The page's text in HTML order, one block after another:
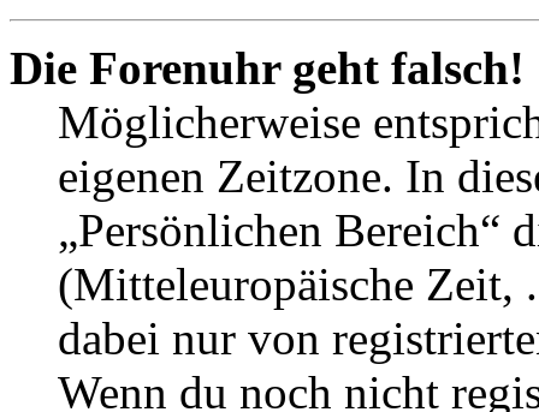
Die Forenuhr geht falsch!
Möglicherweise
eigenen Zeitzone. In
„Persönlichen Bereich“
(Mitteleuropäische Zeit,
dabei nur von
Wenn du noch nicht